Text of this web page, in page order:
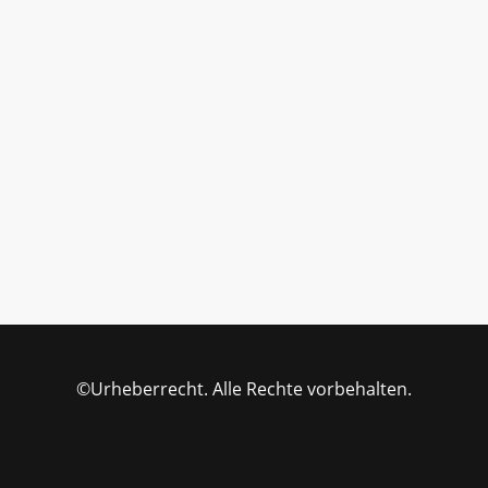
©Urheberrecht. Alle Rechte vorbehalten.